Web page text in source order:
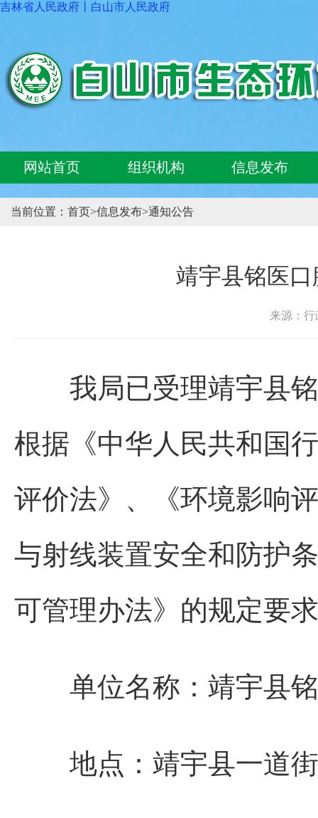
吉林省人民政府 白山市人民政府
网站首页 组织机构 信息发布
当前位置： 首页>信息发布>通知公告
靖宇县铭医
来源：行
我局已受理靖宇县铭
根据《中华人民共和国
评价法》、《环境影响
与射线装置安全和防护
可管理办法》的规定要
单位名称 ： 靖宇县
地点 ： 靖宇县一道街